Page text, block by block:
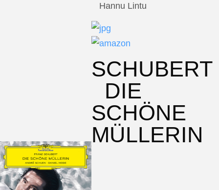
Hannu Lintu
SCHUBERT
DIE
SCHÖNE
MÜLLERIN